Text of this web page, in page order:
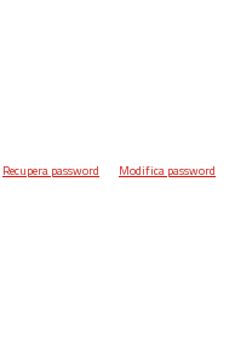
Recupera password Modifica password